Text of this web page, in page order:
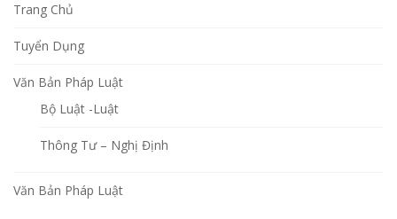
Trang Chủ
Tuyển Dụng
Văn Bản Pháp Luật
Bộ Luật -Luật
Thông Tư – Nghị Định
Văn Bản Pháp Luật